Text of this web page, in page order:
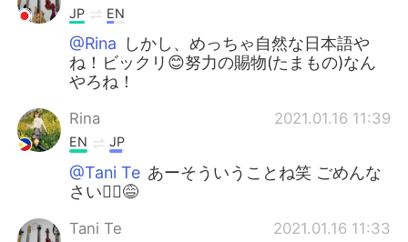
JP EN
@Rina
しかし、めっちゃ自然な日本語や
ね！ビックリ😊努力の賜物(たまもの)なん
やろね！
Rina 2021.01.16 11:39
EN JP
@Tani Te あーそういうことね笑 ごめんな
さい🙇‍♀️😅
Tani Te 2021.01.16 11:33